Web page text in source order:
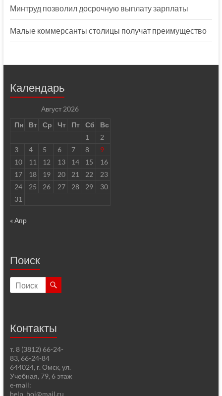
Минтруд позволил досрочную выплату зарплаты
Малые коммерсанты столицы получат преимущество
Календарь
Август 2026
Пн
Вт Ср Чт Пт Сб
Вс
1
2
3
4 5 6 7 8
9
10
11 12 13 14 15
16
17
18 19 20 21 22
23
24
25 26 27 28 29
30
31
« Апр
Поиск
Контакты
т. 8 (3812) 66-24-
83, 66-24-84
644024, г. Омск, ул.
Учебная, 79, 6 этаж
e-mail:
help_hoi@mail.ru